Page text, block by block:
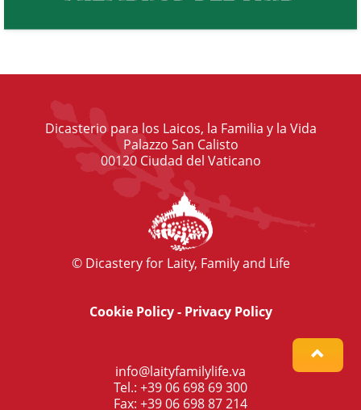
Dicasterio para los Laicos, la Familia y la Vida
Palazzo San Calisto
00120 Ciudad del Vaticano
© Dicastery for Laity, Family and Life
Cookie Policy- Privacy Policy
info@laityfamilylife.va
Tel.: +39 06 698 69 300
Fax: +39 06 698 87 214